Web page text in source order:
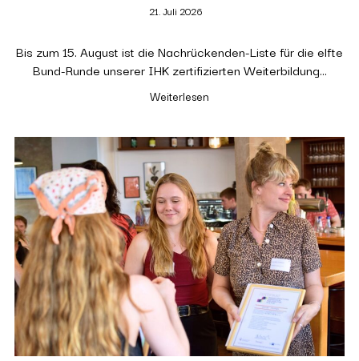
21. Juli 2026
Bis zum 15. August ist die Nachrückenden-Liste für die elfte
Bund-Runde unserer IHK zertifizierten Weiterbildung…
Weiterlesen